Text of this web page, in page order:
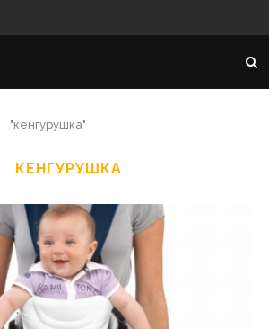
"кенгурушка"
КЕНГУРУШКА